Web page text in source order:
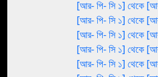
[আর- পি- সি ১] থেকে
[আর- পি- সি ১] থেকে
[আর- পি- সি ১] থেকে
[আর- পি- সি ১] থেকে
[আর- পি- সি ১] থেকে